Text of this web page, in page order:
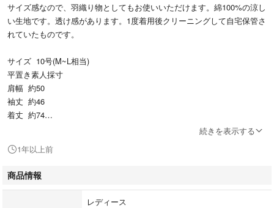
サイズ感なので、羽織り物としてもお使いいただけます。綿100%の涼し
い生地です。透け感があります。1度着用後クリーニングして自宅保管さ
れていたものです。
サイズ 10号(M~L相当)
平置き素人採寸
肩幅 約50
袖丈 約46
着丈 約74
コンパクトに梱包して発送致しますので予めご了承ください。
素人の自宅保管の中古品であることにご理解いただける方のみご購入くだ
続きを表示する
1年以上前
商品情報
レディース